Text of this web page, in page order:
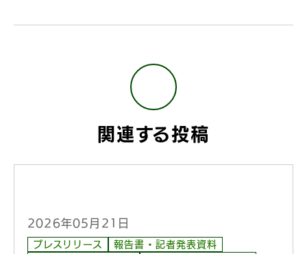
関連する投稿
2026年05月21日
プレスリリース
報告書・記者発表資料